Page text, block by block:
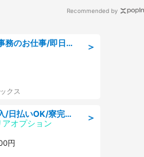
Recommended by
＞
経理/病院での経理事務のお仕事/即日勤務可/車通勤可/経理/一般事務
クス
＞
組立・組付け/高収入/日払いOK/寮完備/交替制/20・30・40代活躍中
オプション
円